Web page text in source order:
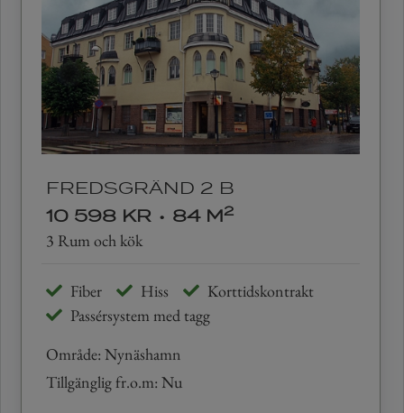
FREDSGRÄND 2 B
10 598 KR • 84 M2
3 Rum och kök
Fiber Hiss
Korttidskontrakt
Passérsystem med tagg
Område: Nynäshamn
Tillgänglig fr.o.m: Nu